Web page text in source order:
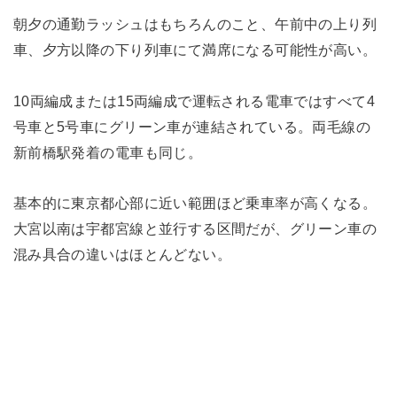
朝夕の通勤ラッシュはもちろんのこと、午前中の上り列
車、夕方以降の下り列車にて満席になる可能性が高い。
10両編成または15両編成で運転される電車ではすべて4
号車と5号車にグリーン車が連結されている。両毛線の
新前橋駅発着の電車も同じ。
基本的に東京都心部に近い範囲ほど乗車率が高くなる。
大宮以南は宇都宮線と並行する区間だが、グリーン車の
混み具合の違いはほとんどない。